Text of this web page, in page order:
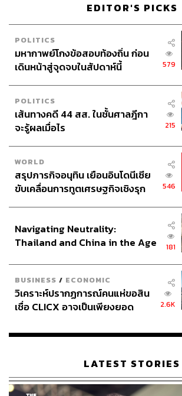
EDITOR'S PICKS
POLITICS
มหากาพย์โกงข้อสอบท้องถิ่น ก่อน
เดินหน้าสู่จุดจบในสัปดาห์นี้
579
POLITICS
เส้นทางคดี 44 สส. ในชั้นศาลฎีกา
จะรู้ผลเมื่อไร
215
WORLD
สรุปภารกิจอนุทิน เยือนอินโดนีเซีย
ขับเคลื่อนการทูตเศรษฐกิจเชิงรุก
546
Navigating Neutrality:
Thailand and China in the Age
181
BUSINESS / ECONOMIC
วิเคราะห์ปรากฏการณ์คนแห่ขอสิน
เชื่อ CLICX อาจเป็นเพียงยอด
เรือนไทยที่ถูกซุกไว้
2.6K
LATEST STORIES